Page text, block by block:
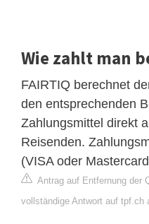
Wie zahlt man
FAIRTIQ berechnet
den entsprechenden
Zahlungsmittel direkt
Reisenden.
(VISA oder
Antrag auf Entfernung der
vollständige Antwort auf tpf.ch